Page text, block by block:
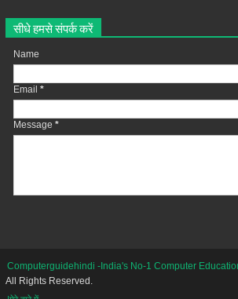
सीधे हमसे संपर्क करें
Name
Email *
Message *
Computerguidehindi -India's No-1 Computer
All Rights Reserved.